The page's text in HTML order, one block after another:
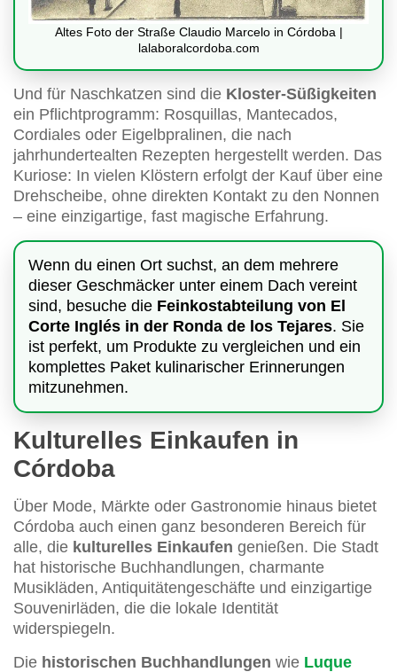
Altes Foto der Straße Claudio Marcelo in Córdoba |
lalaboralcordoba.com
Und für Naschkatzen sind die Kloster-Süßigkeiten
ein Pflichtprogramm: Rosquillas, Mantecados,
Cordiales oder Eigelbpralinen, die nach
jahrhundertealten Rezepten hergestellt werden. Das
Kuriose: In vielen Klöstern erfolgt der Kauf über eine
Drehscheibe, ohne direkten Kontakt zu den Nonnen
– eine einzigartige, fast magische Erfahrung.
Wenn du einen Ort suchst, an dem mehrere
dieser Geschmäcker unter einem Dach vereint
sind, besuche die Feinkostabteilung von El
Corte Inglés in der Ronda de los Tejares. Sie
ist perfekt, um Produkte zu vergleichen und ein
komplettes Paket kulinarischer Erinnerungen
mitzunehmen.
Kulturelles Einkaufen in
Córdoba
Über Mode, Märkte oder Gastronomie hinaus bietet
Córdoba auch einen ganz besonderen Bereich für
alle, die kulturelles Einkaufen genießen. Die Stadt
hat historische Buchhandlungen, charmante
Musikläden, Antiquitätengeschäfte und einzigartige
Souvenirläden, die die lokale Identität
widerspiegeln.
Die historischen Buchhandlungen wie Luque